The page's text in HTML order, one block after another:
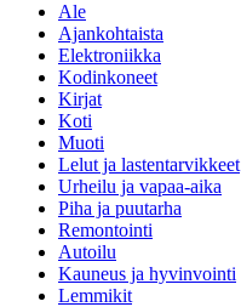
Ale
Ajankohtaista
Elektroniikka
Kodinkoneet
Kirjat
Koti
Muoti
Lelut ja lastentarvikkeet
Urheilu ja vapaa-aika
Piha ja puutarha
Remontointi
Autoilu
Kauneus ja hyvinvointi
Lemmikit